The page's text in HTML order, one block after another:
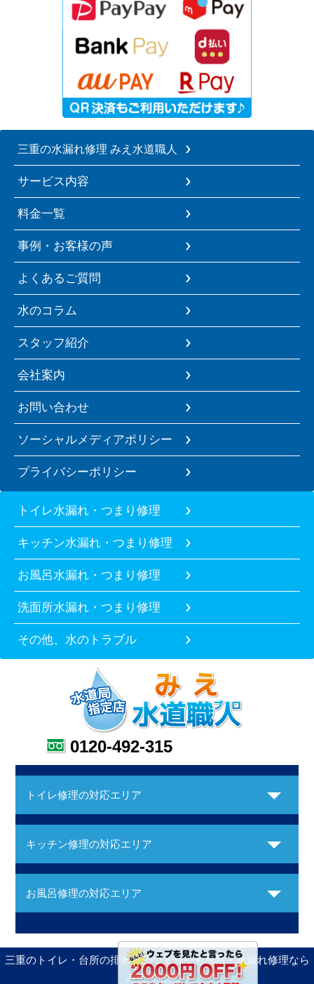
三重の水漏れ修理 みえ水道職人
サービス内容
料金一覧
事例・お客様の声
よくあるご質問
水のコラム
スタッフ紹介
会社案内
お問い合わせ
ソーシャルメディアポリシー
プライバシーポリシー
トイレ水漏れ・つまり修理
キッチン水漏れ・つまり修理
お風呂水漏れ・つまり修理
洗面所水漏れ・つまり修理
その他、水のトラブル
0120-492-315
トイレ修理の対応エリア
キッチン修理の対応エリア
お風呂修理の対応エリア
三重のトイレ・台所の排水管のつまりやお風呂・水漏れ修理なら
「みえ水道職人」